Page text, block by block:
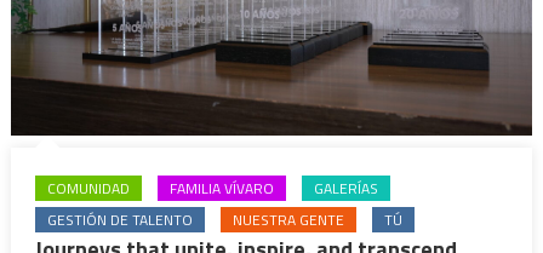
COMUNIDAD FAMILIA VÍVARO
GALERÍAS
GESTIÓN DE TALENTO
NUESTRA GENTE TÚ